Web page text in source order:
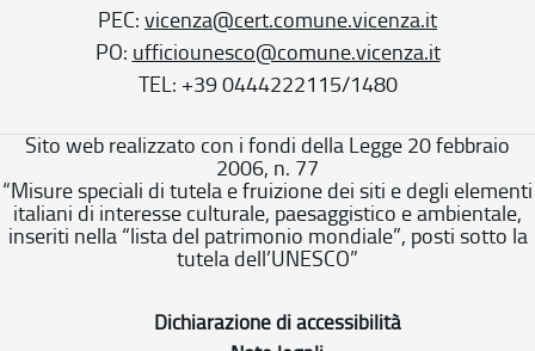
PEC: vicenza@cert.comune.vicenza.it
PO: ufficiounesco@comune.vicenza.it
TEL: +39 0444222115/1480
Sito web realizzato con i fondi della Legge 20 febbraio
2006, n. 77
“Misure speciali di tutela e fruizione dei siti e degli elementi
italiani di interesse culturale, paesaggistico e ambientale,
inseriti nella “lista del patrimonio mondiale”, posti sotto la
tutela dell’UNESCO”
Dichiarazione di accessibilità